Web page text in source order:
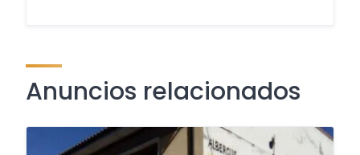
Anuncios relacionados